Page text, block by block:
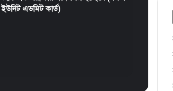
ইউনিট এডমিট কার্ড)